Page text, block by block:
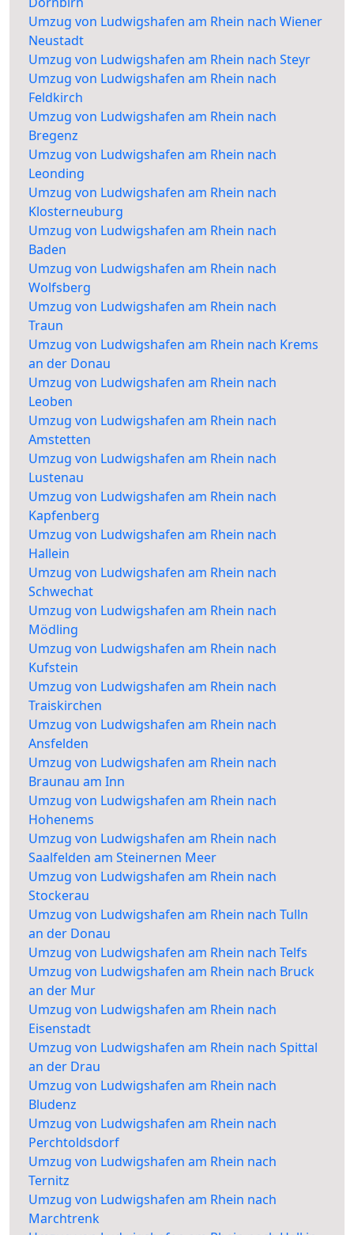
Umzug von Ludwigshafen am Rhein nach Wiener
Neustadt
Umzug von Ludwigshafen am Rhein nach Steyr
Umzug von Ludwigshafen am Rhein nach
Feldkirch
Umzug von Ludwigshafen am Rhein nach
Bregenz
Umzug von Ludwigshafen am Rhein nach
Leonding
Umzug von Ludwigshafen am Rhein nach
Klosterneuburg
Umzug von Ludwigshafen am Rhein nach
Baden
Umzug von Ludwigshafen am Rhein nach
Wolfsberg
Umzug von Ludwigshafen am Rhein nach
Traun
Umzug von Ludwigshafen am Rhein nach Krems
an der Donau
Umzug von Ludwigshafen am Rhein nach
Leoben
Umzug von Ludwigshafen am Rhein nach
Amstetten
Umzug von Ludwigshafen am Rhein nach
Lustenau
Umzug von Ludwigshafen am Rhein nach
Kapfenberg
Umzug von Ludwigshafen am Rhein nach
Hallein
Umzug von Ludwigshafen am Rhein nach
Schwechat
Umzug von Ludwigshafen am Rhein nach
Mödling
Umzug von Ludwigshafen am Rhein nach
Kufstein
Umzug von Ludwigshafen am Rhein nach
Traiskirchen
Umzug von Ludwigshafen am Rhein nach
Ansfelden
Umzug von Ludwigshafen am Rhein nach
Braunau am Inn
Umzug von Ludwigshafen am Rhein nach
Hohenems
Umzug von Ludwigshafen am Rhein nach
Saalfelden am Steinernen Meer
Umzug von Ludwigshafen am Rhein nach
Stockerau
Umzug von Ludwigshafen am Rhein nach Tulln
an der Donau
Umzug von Ludwigshafen am Rhein nach Telfs
Umzug von Ludwigshafen am Rhein nach Bruck
an der Mur
Umzug von Ludwigshafen am Rhein nach
Eisenstadt
Umzug von Ludwigshafen am Rhein nach Spittal
an der Drau
Umzug von Ludwigshafen am Rhein nach
Bludenz
Umzug von Ludwigshafen am Rhein nach
Perchtoldsdorf
Umzug von Ludwigshafen am Rhein nach
Ternitz
Umzug von Ludwigshafen am Rhein nach
Marchtrenk